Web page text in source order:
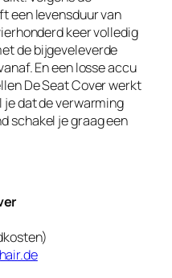
een levensduur van
keer volledig
de bijgeveleverde
En een losse accu
De Seat Cover werkt
je dat de verwarming
schakel je graag een